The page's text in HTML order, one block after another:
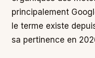
principalement
le terme existe
sa pertinence en